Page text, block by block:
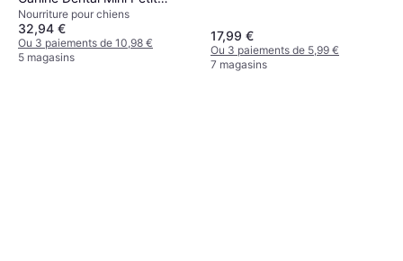
Chien au Poulet - 3 kg
Nourriture pour chiens
32,94 €
Ou 3 paiements de 10,98 €
5 magasins
17,99 €
Ou 3 paiements de 5,99 €
7 magasins